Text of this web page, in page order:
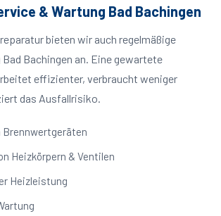
& Wartung Bad Bachingen
bieten wir auch regelmäßige
Bachingen an. Eine gewartete
effizienter, verbraucht weniger
das Ausfallrisiko.
Brennwertgeräten
Heizkörpern & Ventilen
Heizleistung